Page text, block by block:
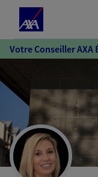
Votre Conseiller